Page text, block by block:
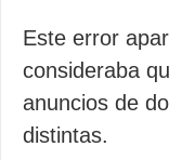
Este error
consideraba
anuncios de
distintas.